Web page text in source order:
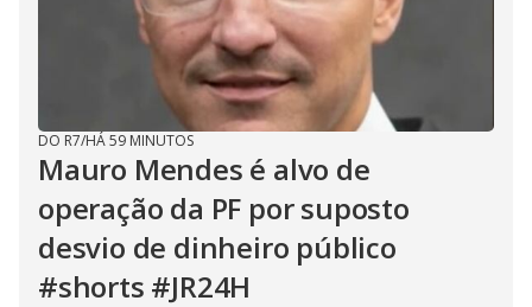
DO R7/HÁ 59 MINUTOS
Mauro Mendes é alvo de
operação da PF por suposto
desvio de dinheiro público
#shorts #JR24H